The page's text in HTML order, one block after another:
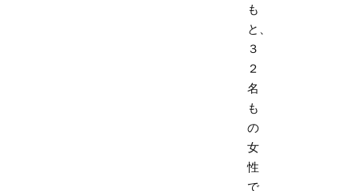
も
と、
３
２
名
も
の
女
性
で